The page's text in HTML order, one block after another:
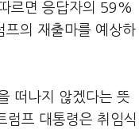
르면 응답자의 59%
의 재출마를 예상하
떠나지 않겠다는 뜻
럼프 대통령은 취임식